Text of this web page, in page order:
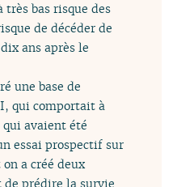
très bas risque des
de décéder de
ans après le
une base de
qui comportait à
avaient été
essai prospectif sur
a créé deux
prédire la survie